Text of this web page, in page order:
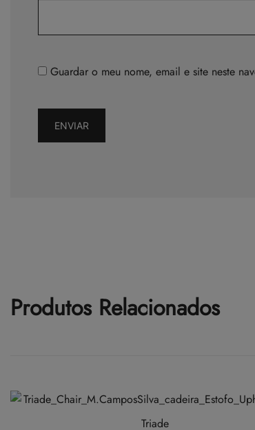
Guardar o meu nome, email e site neste
Produtos Relacionados
Triade